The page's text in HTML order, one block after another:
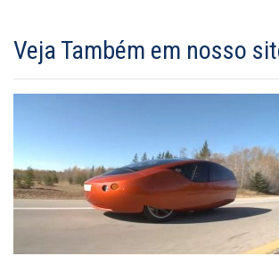
Veja Também em nosso